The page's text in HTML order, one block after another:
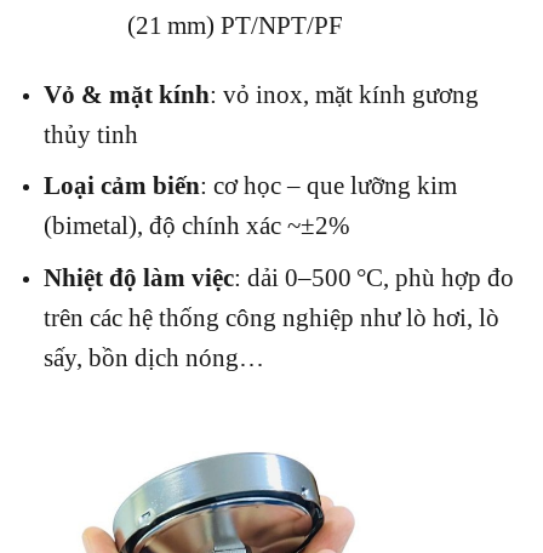
(21 mm) PT/NPT/PF
Vỏ & mặt kính: vỏ inox, mặt kính gương
thủy tinh
Loại cảm biến: cơ học – que lưỡng kim
(bimetal), độ chính xác ~±2%
Nhiệt độ làm việc: dải 0–500 °C, phù hợp đo
trên các hệ thống công nghiệp như lò hơi, lò
sấy, bồn dịch nóng…